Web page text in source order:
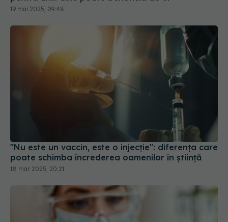
"Nu este un vaccin, este o injecție": diferența care
poate schimba încrederea oamenilor în știință